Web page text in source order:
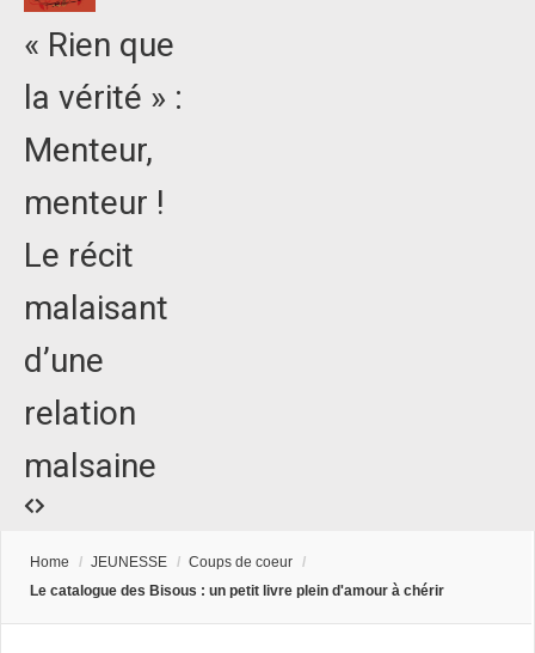
« Rien que
la vérité » :
Menteur,
menteur !
Le récit
malaisant
d’une
relation
malsaine
Home / JEUNESSE / Coups de coeur /
Le catalogue des Bisous : un petit livre plein d'amour à chérir